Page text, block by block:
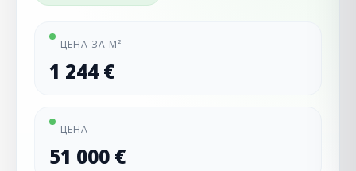
ЦЕНА ЗА М²
1 244 €
ЦЕНА
51 000 €